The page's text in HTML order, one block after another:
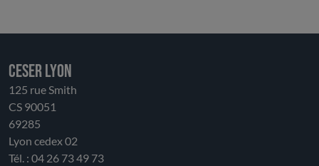
investissement, porteur d’avenir, et soutien au
fonctionnement aux acteurs économiques, sociaux
et environnementaux. Le CESER souligne la
nécessité d’un dialogue entre l’État et les
collectivités afin d’améliorer la prévisibilité
financière.
CESER LYON
125 rue Smith
CS 90051
69285
Lyon cedex 02
Tél. : 04 26 73 49 73